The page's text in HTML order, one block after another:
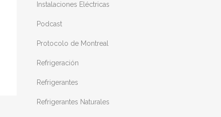
Instalaciones Eléctricas
Podcast
Protocolo de Montreal
Refrigeración
Refrigerantes
Refrigerantes Naturales